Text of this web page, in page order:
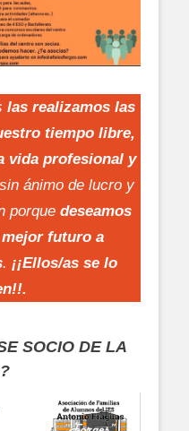
las realizamos las
tiempo libre,
vida profesional y
ánimo de lucro y
porque deseamos
futuro a
. ¡¡Ellos/as se lo
SOCIO DE LA